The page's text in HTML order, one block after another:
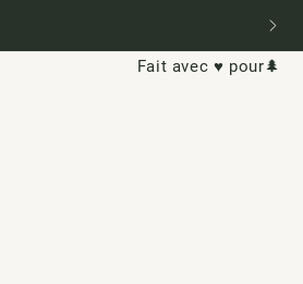
Fait avec ♥️ pour🌲